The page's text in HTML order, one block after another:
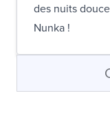
des nuits
Nunka !